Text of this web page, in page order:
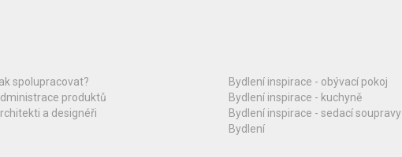
spolupracovat?
produktů
a designéři
Bydlení inspirace - obývací pokoj
Bydlení inspirace - kuchyně
Bydlení inspirace - sedací soupravy
Bydlení